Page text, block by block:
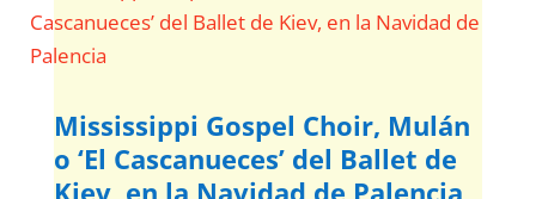
Mississippi Gospel Choir, Mulán
o ‘El Cascanueces’ del Ballet de
Kiev, en la Navidad de Palencia